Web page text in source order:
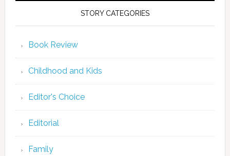
STORY CATEGORIES
Book Review
Childhood and Kids
Editor's Choice
Editorial
Family